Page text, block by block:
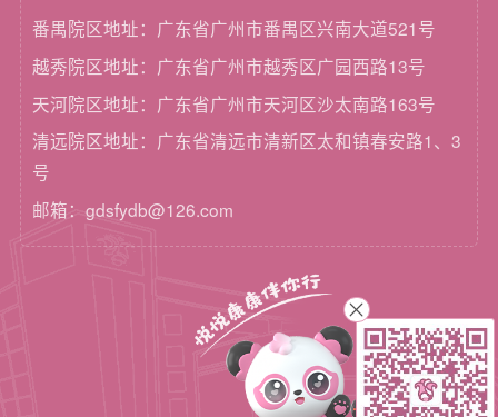
番禺院区地址：广东省广州市番禺区兴南大道521号
越秀院区地址：广东省广州市越秀区广园西路13号
天河院区地址：广东省广州市天河区沙太南路163号
清远院区地址：广东省清远市清新区太和镇春安路1、3
号
邮箱：gdsfydb@126.com